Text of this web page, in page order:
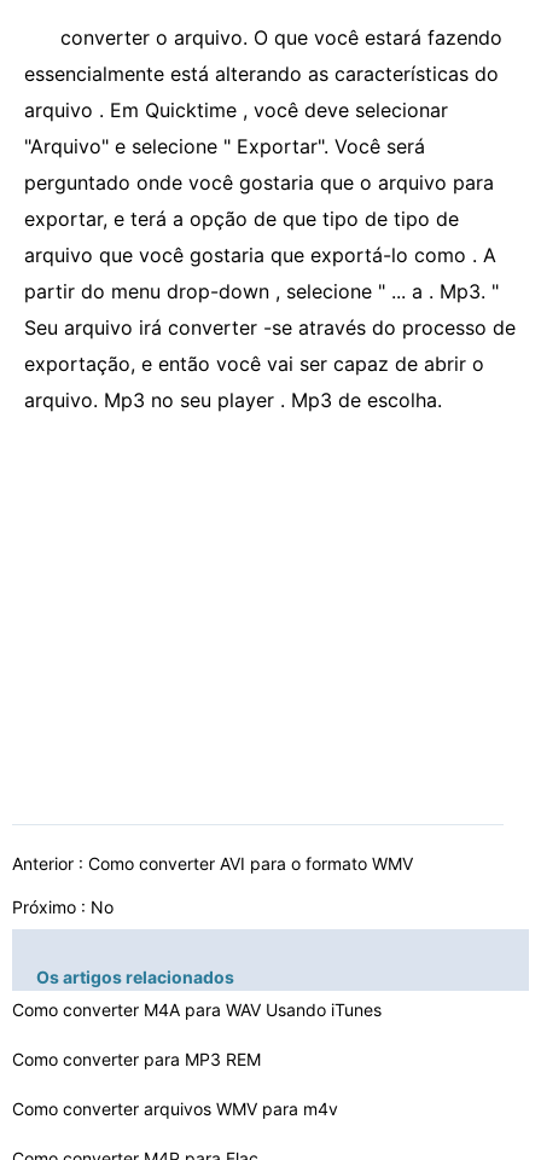
converter o arquivo. O que você estará fazendo
essencialmente está alterando as características do
arquivo . Em Quicktime , você deve selecionar
"Arquivo" e selecione " Exportar". Você será
perguntado onde você gostaria que o arquivo para
exportar, e terá a opção de que tipo de tipo de
arquivo que você gostaria que exportá-lo como . A
partir do menu drop-down , selecione " ... a . Mp3. "
Seu arquivo irá converter -se através do processo de
exportação, e então você vai ser capaz de abrir o
arquivo. Mp3 no seu player . Mp3 de escolha.
Anterior : Como converter AVI para o formato WMV
Próximo : No
Os artigos relacionados
Como converter M4A para WAV Usando iTunes
Como converter para MP3 REM
Como converter arquivos WMV para m4v